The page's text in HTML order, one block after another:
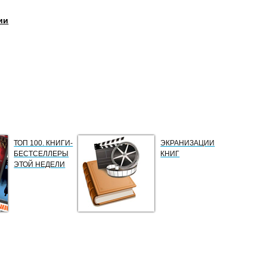
ТОП 100. КНИГИ-
БЕСТСЕЛЛЕРЫ
ЭТОЙ НЕДЕЛИ
ЭКРАНИЗАЦИИ
КНИГ